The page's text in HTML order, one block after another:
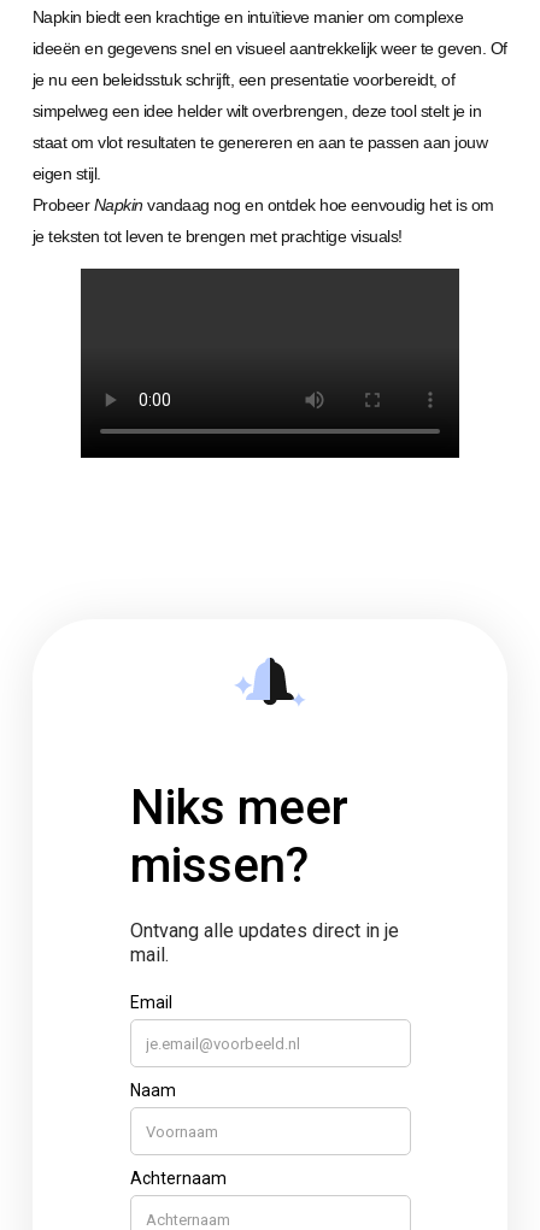
Napkin biedt een krachtige en intuïtieve manier om complexe
ideeën en gegevens snel en visueel aantrekkelijk weer te geven. Of
je nu een beleidsstuk schrijft, een presentatie voorbereidt, of
simpelweg een idee helder wilt overbrengen, deze tool stelt je in
staat om vlot resultaten te genereren en aan te passen aan jouw
eigen stijl.
ProbeerNapkin vandaag nog en ontdek hoe eenvoudig het is om
je teksten tot leven te brengen met prachtige visuals!